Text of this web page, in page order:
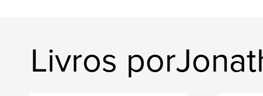
Livros